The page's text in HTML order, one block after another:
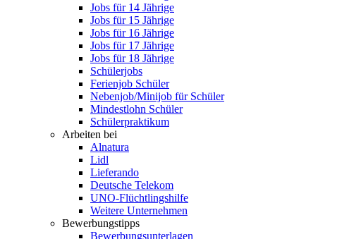
Jobs für 14 Jährige
Jobs für 15 Jährige
Jobs für 16 Jährige
Jobs für 17 Jährige
Jobs für 18 Jährige
Schülerjobs
Ferienjob Schüler
Nebenjob/Minijob für Schüler
Mindestlohn Schüler
Schülerpraktikum
Arbeiten bei
Alnatura
Lidl
Lieferando
Deutsche Telekom
UNO-Flüchtlingshilfe
Weitere Unternehmen
Bewerbungstipps
Bewerbungsunterlagen